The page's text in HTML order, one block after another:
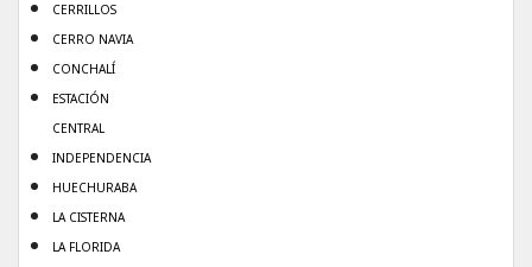
CERRILLOS
CERRO NAVIA
CONCHALÍ
ESTACIÓN
CENTRAL
INDEPENDENCIA
HUECHURABA
LA CISTERNA
LA FLORIDA